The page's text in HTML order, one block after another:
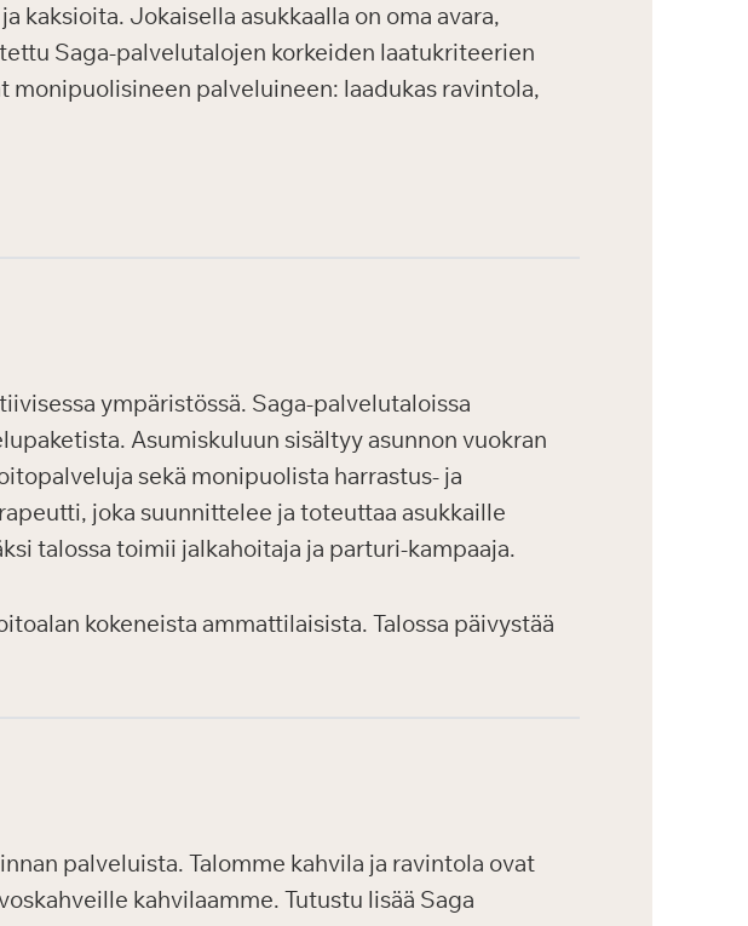
kaksioita. Jokaisella asukkaalla on oma avara,
Saga-palvelutalojen korkeiden laatukriteerien
palveluineen: laadukas ravintola,
ympäristössä. Saga-palvelutaloissa
Asumiskuluun sisältyy asunnon vuokran
sekä monipuolista harrastus- ja
joka suunnittelee ja toteuttaa asukkaille
talossa toimii jalkahoitaja ja parturi-kampaaja.
kokeneista ammattilaisista. Talossa päivystää
palveluista. Talomme kahvila ja ravintola ovat
kahvilaamme. Tutustu lisää Saga